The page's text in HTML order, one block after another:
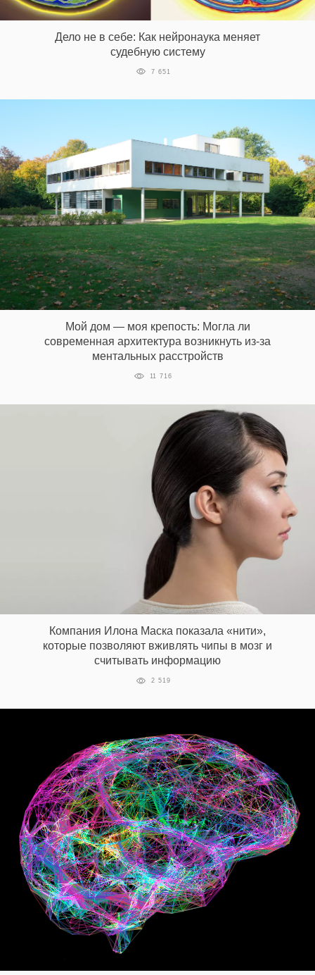
Дело не в себе: Как нейронаука меняет
судебную систему
7 651
Мой дом — моя крепость: Могла ли
современная архитектура возникнуть из-за
ментальных расстройств
11 716
Компания Илона Маска показала «нити»,
которые позволяют вживлять чипы в мозг и
считывать информацию
2 519